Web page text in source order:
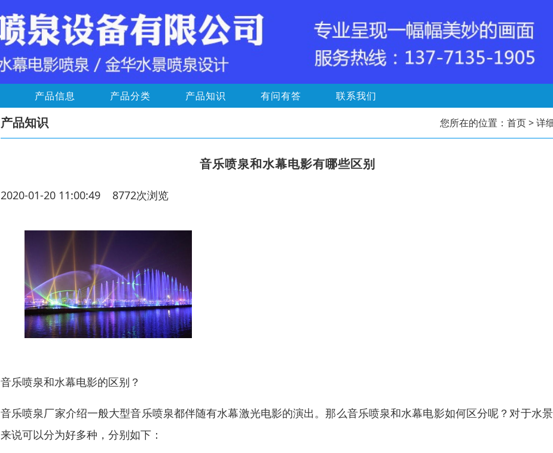
产品信息 产品分类 产品知识 有问有答 联系我们
产品知识 您所在的位置： 首页> 详
音乐喷泉和水幕电影有哪些区别
2020-01-20 11:00:49 8772次浏览
音乐喷泉和水幕电影的区别？
音乐喷泉厂家介绍一般大型音乐喷泉都伴随有水幕激光电影的演出。那么音乐喷泉和水幕电影如何区分呢？对于水
来说可以分为好多种，分别如下：